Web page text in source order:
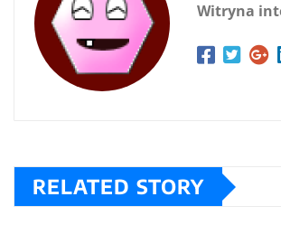
Witryna
RELATED STORY